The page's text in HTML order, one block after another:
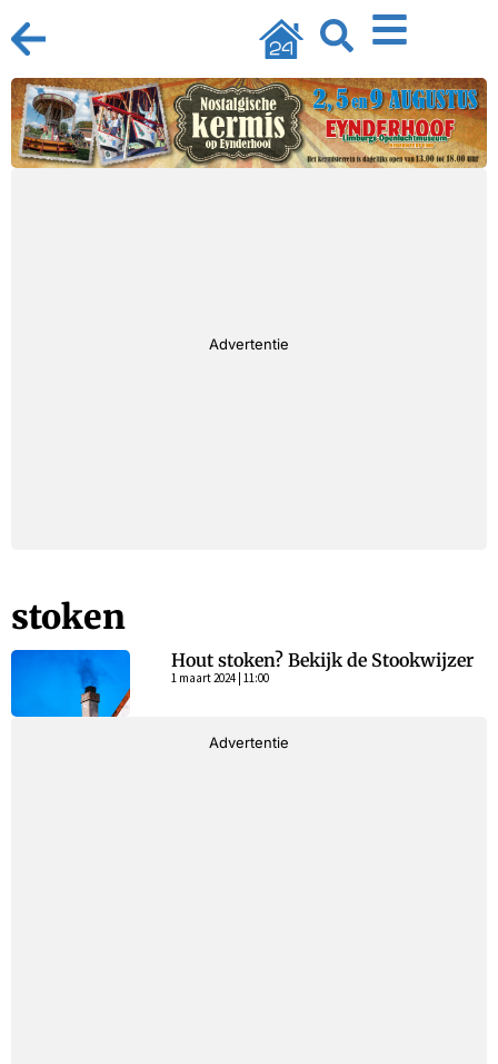
Advertentie
stoken
Hout stoken? Bekijk de Stookwijzer
1 maart 2024 | 11:00
Advertentie